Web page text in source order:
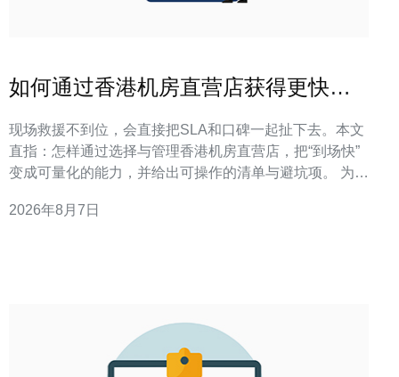
如何通过香港机房直营店获得更快捷
现场救援不到位，会直接把SLA和口碑一起扯下去。本文
直指：怎样通过选择与管理香港机房直营店，把“到场快”
变成可量化的能力，并给出可操作的清单与避坑项。 为什
地部署自己的运维团队、备件与物流链路，省去了第三方
2026年8月7日